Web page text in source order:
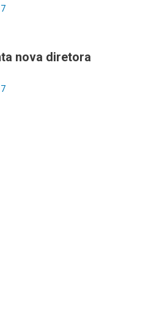
nova diretora